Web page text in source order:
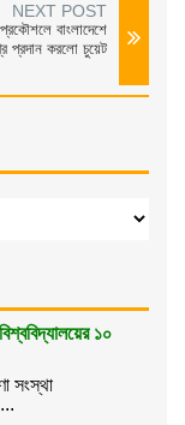
NEXT POST
বাংলাদেশে
প্রদান করলো চুয়েট
১০
সংস্থা